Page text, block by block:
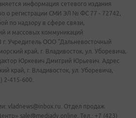
информация сетевого издания
о регистрации СМИ ЭЛ № ФС 77 - 72742,
по надзору в сфере связи,
и массовых коммуникаций
г. Учредитель ООО "Дальневосточный
край, г. Владивосток, ул. Уборевича,
Юркевич Дмитрий Юрьевич. Адрес
край, г. Владивосток, ул. Уборевича,
2-415-600.
vladnews@inbox.ru. Отдел продаж
sale@mediadv.online. Тел.: +7 (423)